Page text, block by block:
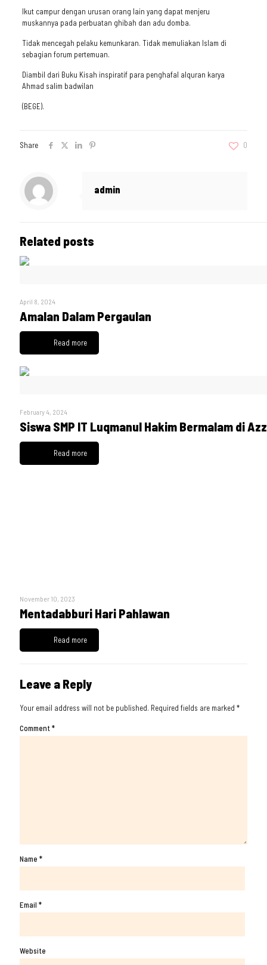
Ikut campur dengan urusan orang lain yang dapat menjeru
muskannya pada perbuatan ghibah dan adu domba.
Tidak mencegah pelaku kemunkaran. Tidak memuliakan Islam di
sebagian forum pertemuan.
Diambil dari Buku Kisah inspiratif para penghafal alquran karya
Ahmad salim badwilan
(BEGE).
Share 0
admin
Related posts
April 8, 2024
Amalan Dalam Pergaulan
Read more
February 4, 2024
Siswa SMP IT Luqmanul Hakim Bermalam di
Read more
November 10, 2023
Mentadabburi Hari Pahlawan
Read more
Leave a Reply
Your email address will not be published. Required fields are marked *
Comment *
Name *
Email *
Website